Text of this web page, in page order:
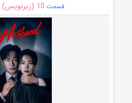
قسمت 10 (زیرنویس)